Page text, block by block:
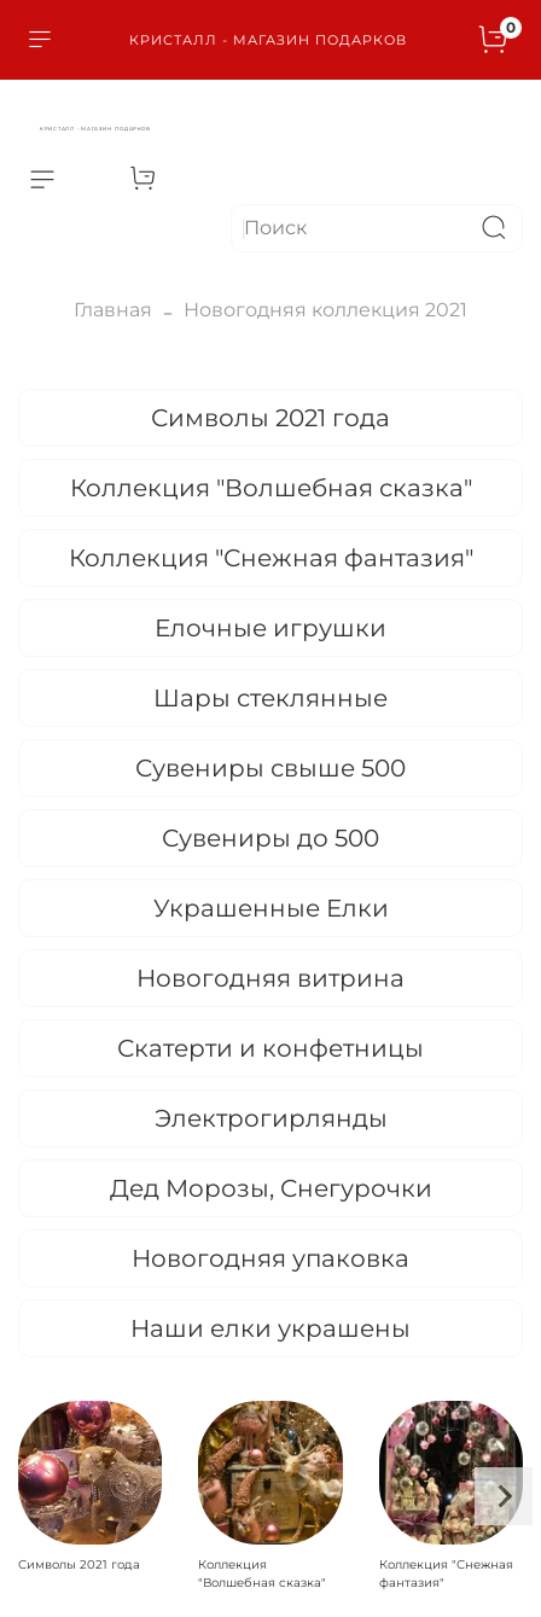
КРИСТАЛЛ - МАГАЗИН ПОДАРКОВ
0
КРИСТАЛЛ - МАГАЗИН ПОДАРКОВ
Главная Новогодняя коллекция 2021
Символы 2021 года
Коллекция "Волшебная сказка"
Коллекция "Снежная фантазия"
Елочные игрушки
Шары стеклянные
Сувениры свыше 500
Сувениры до 500
Украшенные Елки
Новогодняя витрина
Скатерти и конфетницы
Электрогирлянды
Дед Морозы, Снегурочки
Новогодняя упаковка
Наши елки украшены
Символы 2021 года
Коллекция
"Волшебная сказка"
Коллекция "Снежная
фантазия"